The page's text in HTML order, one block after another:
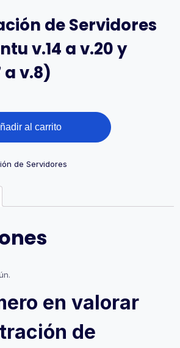
de Servidores
v.14 a v.20 y
a v.8)
al carrito
de Servidores
en valorar
de